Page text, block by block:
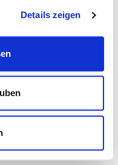
Details zeigen